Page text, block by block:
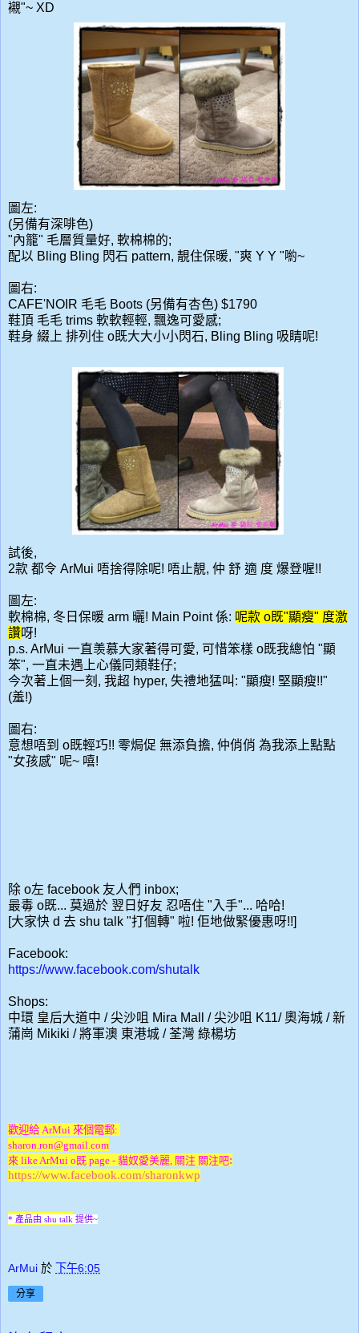
襯"~ XD
圖左:
(另備有深啡色)
"內籠" 毛層質量好, 軟棉棉的;
配以 Bling Bling 閃石 pattern, 靚住保暖, "爽 Y Y "喲~
圖右:
CAFE'NOIR 毛毛 Boots (另備有杏色) $1790
鞋頂 毛毛 trims 軟軟輕輕, 飄逸可愛感;
鞋身 綴上 排列住 o既大大小小閃石, Bling Bling 吸睛呢!
試後,
2款 都令 ArMui 唔捨得除呢! 唔止靚, 仲 舒 適 度 爆登喔!!
圖左:
軟棉棉, 冬日保暖 arm 曬! Main Point 係: 呢款 o既"顯瘦" 度激
讚呀!
p.s. ArMui 一直羡慕大家著得可愛, 可惜笨樣 o既我總怕 "顯
笨", 一直未遇上心儀同類鞋仔;
今次著上個一刻, 我超 hyper, 失禮地猛叫: "顯瘦! 堅顯瘦!!"
(羞!)
圖右:
意想唔到 o既輕巧!! 零焗促 無添負擔, 仲俏俏 為我添上點點
"女孩感" 呢~ 嘻!
除 o左 facebook 友人們 inbox;
最毒 o既... 莫過於 翌日好友 忍唔住 "入手"... 哈哈!
[大家快 d 去 shu talk "打個轉" 啦! 佢地做緊優惠呀!!]
Facebook:
https://www.facebook.com/shutalk
Shops:
中環 皇后大道中 / 尖沙咀 Mira Mall / 尖沙咀 K11/ 奧海城 / 新
蒲崗 Mikiki / 將軍澳 東港城 / 荃灣 綠楊坊
歡迎給 ArMui 來個電郵:
sharon.ron@gmail.com
來 like ArMui o既 page - 貓奴愛美麗, 關注 關注吧:
https://www.facebook.com/sharonkwp
* 產品由 shu talk 提供~
ArMui 於 下午6:05
分享